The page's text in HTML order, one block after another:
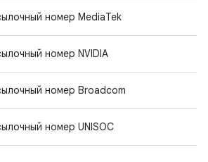
номер MediaTek
номер NVIDIA
номер Broadcom
номер UNISOC